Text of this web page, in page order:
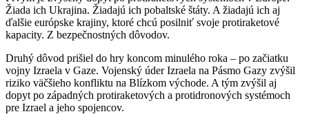
Žiada ich Ukrajina. Žiadajú ich pobaltské štáty. A žiadajú ich aj
ďalšie európske krajiny, ktoré chcú posilniť svoje protiraketové
kapacity. Z bezpečnostných dôvodov.
Druhý dôvod prišiel do hry koncom minulého roka – po začiatku
vojny Izraela v Gaze. Vojenský úder Izraela na Pásmo Gazy zvýšil
riziko väčšieho konfliktu na Blízkom východe. A tým zvýšil aj
dopyt po západných protiraketových a protidronových systémoch
pre Izrael a jeho spojencov.